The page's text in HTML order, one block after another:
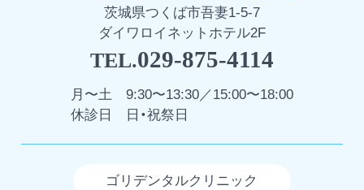
茨城県つくば市吾妻1-5-7
ダイワロイネットホテル2F
TEL.029-875-4114
月〜土
9:30〜13:30／15:00〜18:00
休診日
日・祝祭日
ゴリデンタルクリニック